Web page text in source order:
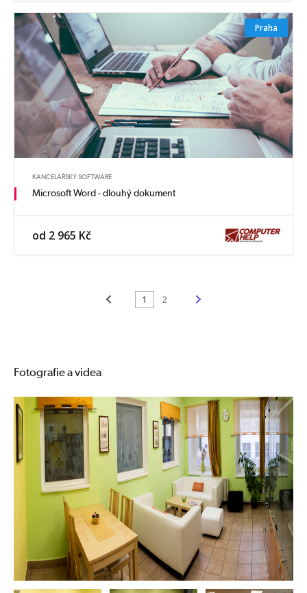
Praha
KANCELÁŘSKÝ SOFTWARE
Microsoft Word - dlouhý dokument
od 2 965 Kč
1 2
Fotografie a videa